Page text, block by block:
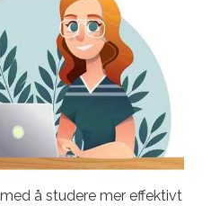
å studere mer effektivt